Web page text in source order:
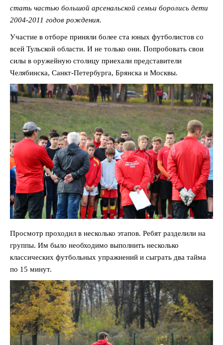
стать частью большой арсенальской семьи боролись дети
2004-2011 годов рождения.
Участие в отборе приняли более ста юных футболистов со
всей Тульской области. И не только они. Попробовать свои
силы в оружейную столицу приехали представители
Челябинска, Санкт-Петербурга, Брянска и Москвы.
Просмотр проходил в несколько этапов. Ребят разделили на
группы. Им было необходимо выполнить несколько
классических футбольных упражнений и сыграть два тайма
по 15 минут.